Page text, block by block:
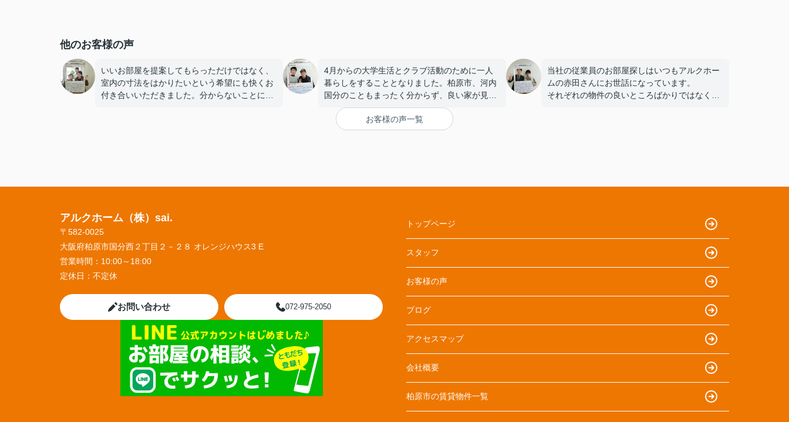
他のお客様の声
いいお部屋を提案してもらっただけではなく、
室内の寸法をはかりたいという希望にも快くお
付き合いいただきました。分からないことにも
4月からの大学生活とクラブ活動のために一人
暮らしをすることとなりました。柏原市、河内
国分のこともまったく分からず、良い家が見つ
かるか不安もありましたが、赤田さんに僕も両
親も気に入る家を紹介してもらえました。
最初から最後まで親切にいろいろと教えてもら
当社の従業員のお部屋探しはいつもアルクホー
ムの赤田さんにお世話になっています。
それぞれの物件の良いところばかりではなく、
お客様の声一覧
アルクホーム（株）sai.
〒582-0025
大阪府柏原市国分西２丁目２－２８ オレンジハウス3 E
営業時間： 10:00～18:00
定休日： 不定休
お問い合わせ 072-975-2050
トップページ
スタッフ
お客様の声
ブログ
アクセスマップ
会社概要
柏原市の賃貸物件一覧